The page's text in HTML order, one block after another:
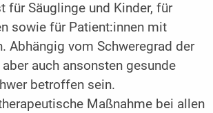
für Säuglinge und Kinder, für
sowie für Patient:innen mit
Abhängig vom Schweregrad der
aber auch ansonsten gesunde
betroffen sein.
Maßnahme bei allen